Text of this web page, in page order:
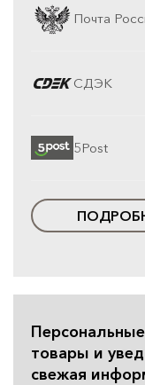
Почта
СДЭК
5Post
товары и
свежая